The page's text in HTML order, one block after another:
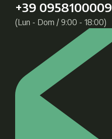
+39 0958100009
(Lun - Dom / 9:00 - 18:00)